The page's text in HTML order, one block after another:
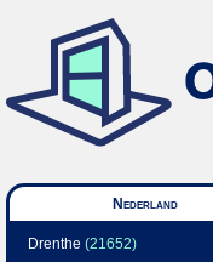
Nederland
Drenthe (21652)